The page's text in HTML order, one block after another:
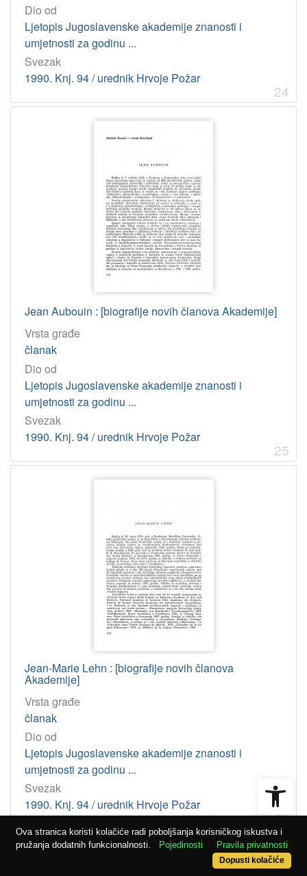
Dio od
Ljetopis Jugoslavenske akademije znanosti i
umjetnosti za godinu ...
Svezak
1990. Knj. 94 / urednik Hrvoje Požar
24
Jean Aubouin : [biografije novih članova Akademije]
Vrsta građe
članak
Dio od
Ljetopis Jugoslavenske akademije znanosti i
umjetnosti za godinu ...
Svezak
1990. Knj. 94 / urednik Hrvoje Požar
25
Jean-Marie Lehn : [biografije novih članova
Akademije]
Vrsta građe
članak
Dio od
Ljetopis Jugoslavenske akademije znanosti i
umjetnosti za godinu ...
Svezak
1990. Knj. 94 / urednik Hrvoje Požar
26
Ova stranica koristi kolačiće radi poboljšanja korisničkog iskustva i
pružanja dodatnih funkcionalnosti.
Pojedinosti Pravila privatnosti
Dopusti kolačiće